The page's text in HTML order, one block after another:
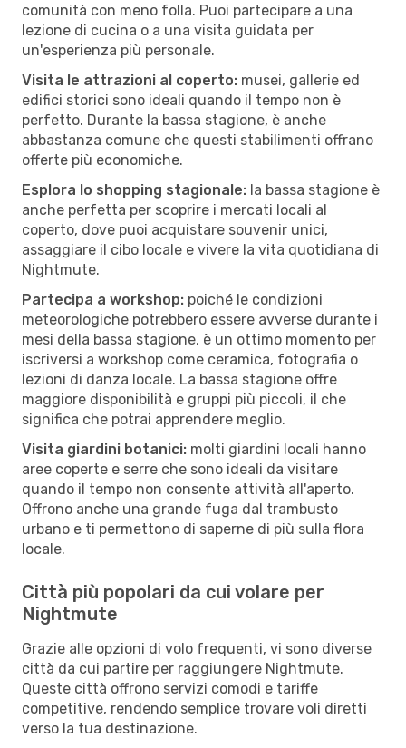
comunità con meno folla. Puoi partecipare a una
lezione di cucina o a una visita guidata per
un'esperienza più personale.
Visita le attrazioni al coperto: musei, gallerie ed
edifici storici sono ideali quando il tempo non è
perfetto. Durante la bassa stagione, è anche
abbastanza comune che questi stabilimenti offrano
offerte più economiche.
Esplora lo shopping stagionale: la bassa stagione è
anche perfetta per scoprire i mercati locali al
coperto, dove puoi acquistare souvenir unici,
assaggiare il cibo locale e vivere la vita quotidiana di
Nightmute.
Partecipa a workshop: poiché le condizioni
meteorologiche potrebbero essere avverse durante i
mesi della bassa stagione, è un ottimo momento per
iscriversi a workshop come ceramica, fotografia o
lezioni di danza locale. La bassa stagione offre
maggiore disponibilità e gruppi più piccoli, il che
significa che potrai apprendere meglio.
Visita giardini botanici: molti giardini locali hanno
aree coperte e serre che sono ideali da visitare
quando il tempo non consente attività all'aperto.
Offrono anche una grande fuga dal trambusto
urbano e ti permettono di saperne di più sulla flora
locale.
Città più popolari da cui volare per
Nightmute
Grazie alle opzioni di volo frequenti, vi sono diverse
città da cui partire per raggiungere Nightmute.
Queste città offrono servizi comodi e tariffe
competitive, rendendo semplice trovare voli diretti
verso la tua destinazione.